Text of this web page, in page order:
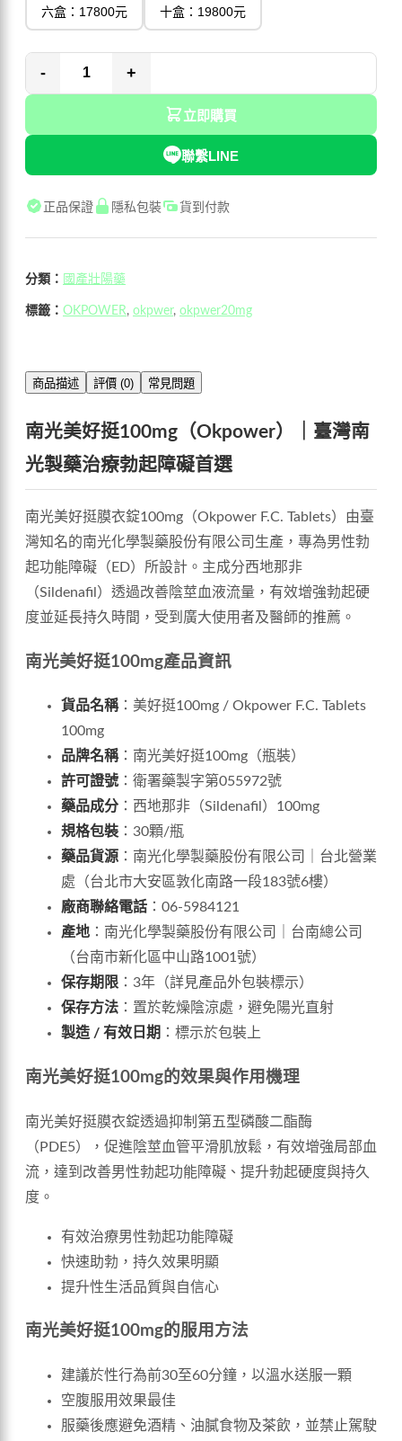
六盒：17800元 十盒：19800元
- +
立即購買
聯繫LINE
正品保證 隱私包裝 貨到付款
分類： 國產壯陽藥
標籤： OKPOWER, okpwer, okpwer20mg
商品描述 評價 (0) 常見問題
南光美好挺100mg（Okpower）｜臺灣南
光製藥治療勃起障礙首選
南光美好挺膜衣錠100mg（Okpower F.C. Tablets）由臺
灣知名的南光化學製藥股份有限公司生產，專為男性勃
起功能障礙（ED）所設計。主成分西地那非
（Sildenafil）透過改善陰莖血液流量，有效增強勃起硬
度並延長持久時間，受到廣大使用者及醫師的推薦。
南光美好挺100mg產品資訊
貨品名稱：美好挺100mg / Okpower F.C. Tablets
100mg
品牌名稱：南光美好挺100mg（瓶裝）
許可證號 ：衛署藥製字第055972號
藥品成分 ：西地那非（Sildenafil）100mg
規格包裝 ：30顆/瓶
藥品貨源 ：南光化學製藥股份有限公司｜台北營業
處（台北市大安區敦化南路一段183號6樓）
廠商聯絡電話 ：06-5984121
產地 ：南光化學製藥股份有限公司｜台南總公司
（台南市新化區中山路1001號）
保存期限 ：3年（詳見產品外包裝標示）
保存方法 ：置於乾燥陰涼處，避免陽光直射
製造 / 有效日期 ：標示於包裝上
南光美好挺100mg的效果與作用機理
南光美好挺膜衣錠透過抑制第五型磷酸二酯酶
（PDE5），促進陰莖血管平滑肌放鬆，有效增強局部血
流，達到改善男性勃起功能障礙、提升勃起硬度與持久
度。
有效治療男性勃起功能障礙
快速助勃，持久效果明顯
提升性生活品質與自信心
南光美好挺100mg的服用方法
建議於性行為前30至60分鐘，以溫水送服一顆
空腹服用效果最佳
服藥後應避免酒精、油膩食物及茶飲，並禁止駕駛